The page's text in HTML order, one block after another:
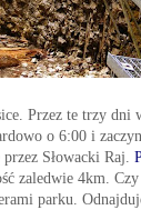
. Przez te trzy dni
o 6:00 i
Słowacki Raj.
zaledwie 4km.
parku.